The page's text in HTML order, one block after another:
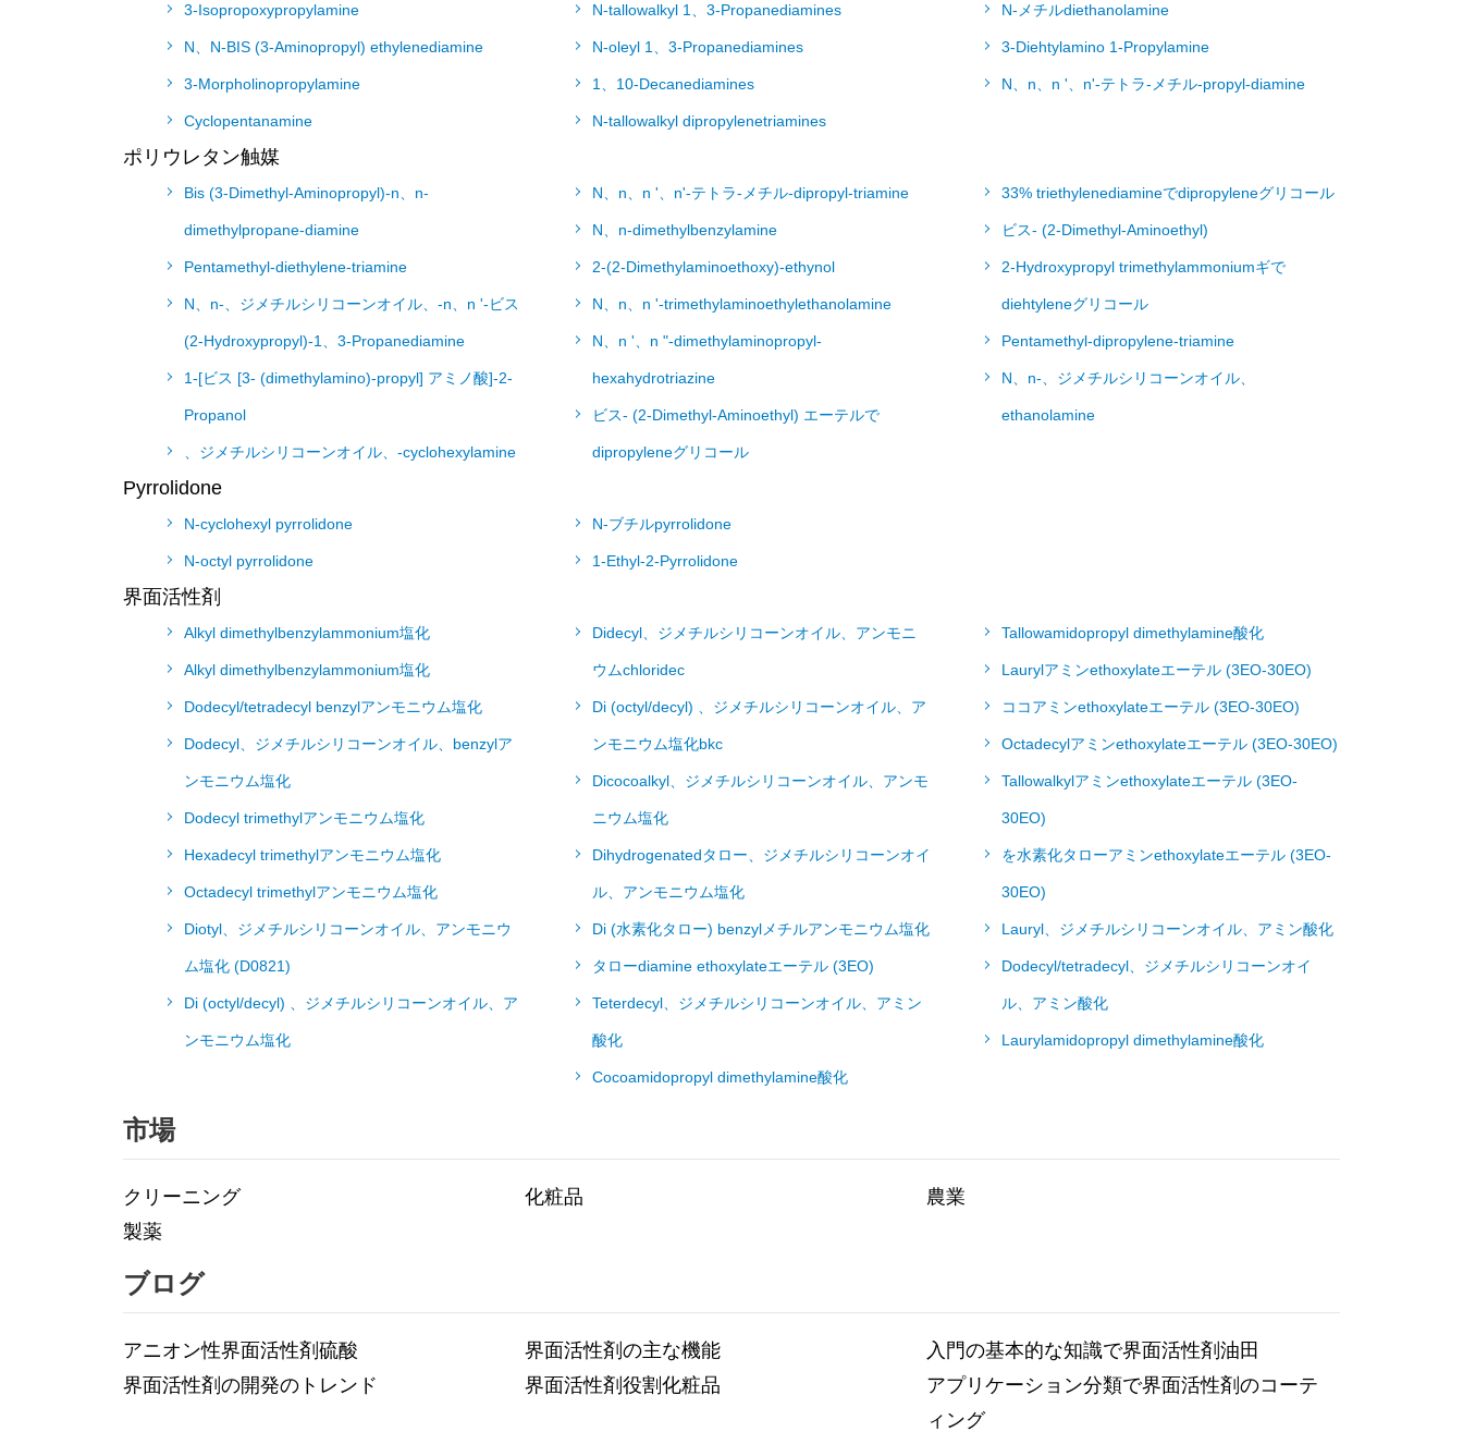
3-Isopropoxypropylamine
N、N-BIS (3-Aminopropyl) ethylenediamine
3-Morpholinopropylamine
Cyclopentanamine
N-tallowalkyl 1、3-Propanediamines
N-oleyl 1、3-Propanediamines
1、10-Decanediamines
N-tallowalkyl dipropylenetriamines
N-メチルdiethanolamine
3-Diehtylamino 1-Propylamine
N、n、n '、n'-テトラ-メチル-propyl-diamine
ポリウレタン触媒
Bis (3-Dimethyl-Aminopropyl)-n、n-
dimethylpropane-diamine
Pentamethyl-diethylene-triamine
N、n-、ジメチルシリコーンオイル、-n、n '-ビス
(2-Hydroxypropyl)-1、3-Propanediamine
1-[ビス [3- (dimethylamino)-propyl] アミノ酸]-2-
Propanol
、ジメチルシリコーンオイル、-cyclohexylamine
N、n、n '、n'-テトラ-メチル-dipropyl-triamine
N、n-dimethylbenzylamine
2-(2-Dimethylaminoethoxy)-ethynol
N、n、n '-trimethylaminoethylethanolamine
N、n '、n "-dimethylaminopropyl-
hexahydrotriazine
ビス- (2-Dimethyl-Aminoethyl) エーテルで
dipropyleneグリコール
33% triethylenediamineでdipropyleneグリコール
ビス- (2-Dimethyl-Aminoethyl)
2-Hydroxypropyl trimethylammoniumギで
diehtyleneグリコール
Pentamethyl-dipropylene-triamine
N、n-、ジメチルシリコーンオイル、
ethanolamine
Pyrrolidone
N-cyclohexyl pyrrolidone
N-octyl pyrrolidone
N-ブチルpyrrolidone
1-Ethyl-2-Pyrrolidone
界面活性剤
Alkyl dimethylbenzylammonium塩化
Alkyl dimethylbenzylammonium塩化
Dodecyl/tetradecyl benzylアンモニウム塩化
Dodecyl、ジメチルシリコーンオイル、benzylア
ンモニウム塩化
Dodecyl trimethylアンモニウム塩化
Hexadecyl trimethylアンモニウム塩化
Octadecyl trimethylアンモニウム塩化
Diotyl、ジメチルシリコーンオイル、アンモニウ
ム塩化 (D0821)
Di (octyl/decyl) 、ジメチルシリコーンオイル、ア
ンモニウム塩化
Didecyl、ジメチルシリコーンオイル、アンモニ
ウムchloridec
Di (octyl/decyl) 、ジメチルシリコーンオイル、ア
ンモニウム塩化bkc
Dicocoalkyl、ジメチルシリコーンオイル、アンモ
ニウム塩化
Dihydrogenatedタロー、ジメチルシリコーンオイ
ル、アンモニウム塩化
Di (水素化タロー) benzylメチルアンモニウム塩化
タローdiamine ethoxylateエーテル (3EO)
Teterdecyl、ジメチルシリコーンオイル、アミン
酸化
Cocoamidopropyl dimethylamine酸化
Tallowamidopropyl dimethylamine酸化
Laurylアミンethoxylateエーテル (3EO-30EO)
ココアミンethoxylateエーテル (3EO-30EO)
Octadecylアミンethoxylateエーテル (3EO-30EO)
Tallowalkylアミンethoxylateエーテル (3EO-
30EO)
を水素化タローアミンethoxylateエーテル (3EO-
30EO)
Lauryl、ジメチルシリコーンオイル、アミン酸化
Dodecyl/tetradecyl、ジメチルシリコーンオイ
ル、アミン酸化
Laurylamidopropyl dimethylamine酸化
市場
クリーニング 化粧品
農業
製薬
ブログ
アニオン性界面活性剤硫酸 界面活性剤の主な機能
入門の基本的な知識で界面活性剤油田
界面活性剤の開発のトレンド
界面活性剤役割化粧品
アプリケーション分類で界面活性剤のコーテ
ィング